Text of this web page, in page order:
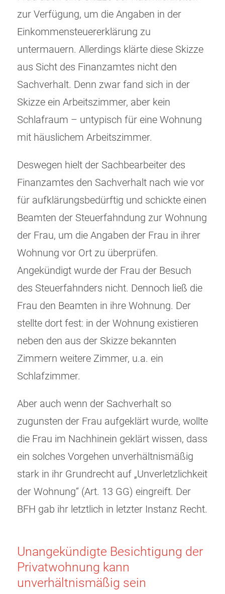
zur Verfügung, um die Angaben in der
Einkommensteuererklärung zu
untermauern. Allerdings klärte diese Skizze
aus Sicht des Finanzamtes nicht den
Sachverhalt. Denn zwar fand sich in der
Skizze ein Arbeitszimmer, aber kein
Schlafraum – untypisch für eine Wohnung
mit häuslichem Arbeitszimmer.
Deswegen hielt der Sachbearbeiter des
Finanzamtes den Sachverhalt nach wie vor
für aufklärungsbedürftig und schickte einen
Beamten der Steuerfahndung zur Wohnung
der Frau, um die Angaben der Frau in ihrer
Wohnung vor Ort zu überprüfen.
Angekündigt wurde der Frau der Besuch
des Steuerfahnders nicht. Dennoch ließ die
Frau den Beamten in ihre Wohnung. Der
stellte dort fest: in der Wohnung existieren
neben den aus der Skizze bekannten
Zimmern weitere Zimmer, u.a. ein
Schlafzimmer.
Aber auch wenn der Sachverhalt so
zugunsten der Frau aufgeklärt wurde, wollte
die Frau im Nachhinein geklärt wissen, dass
ein solches Vorgehen unverhältnismäßig
stark in ihr Grundrecht auf „Unverletzlichkeit
der Wohnung“ (Art. 13 GG) eingreift. Der
BFH gab ihr letztlich in letzter Instanz Recht.
Unangekündigte Besichtigung der
Privatwohnung kann
unverhältnismäßig sein